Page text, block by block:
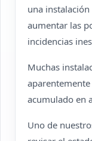
una
aumentar las
incidencias
Muchas
acumulado en
Uno de